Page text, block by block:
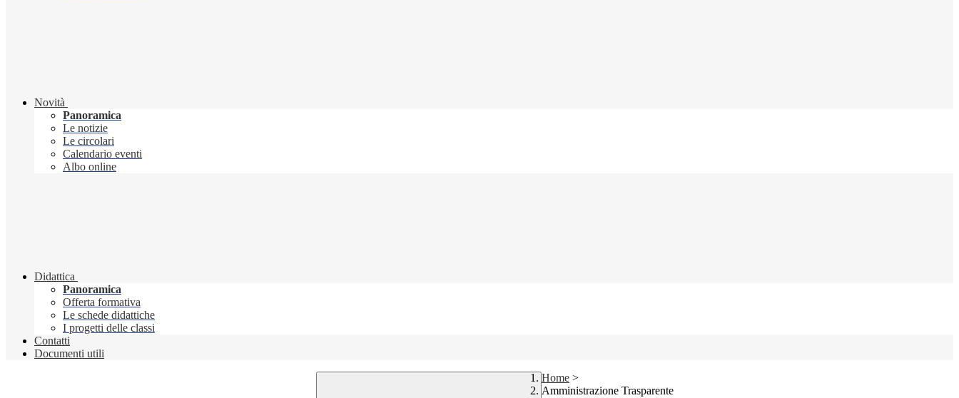
Novità
Panoramica
Le notizie
Le circolari
Calendario eventi
Albo online
Didattica
Panoramica
Offerta formativa
Le schede didattiche
I progetti delle classi
Contatti
Documenti utili
Home >
Amministrazione Trasparente